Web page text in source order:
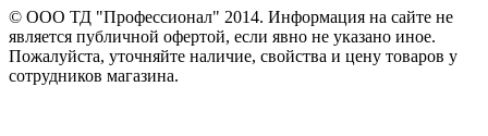
© ООО ТД "Профессионал" 2014. Информация на сайте не
является публичной офертой, если явно не указано иное.
Пожалуйста, уточняйте наличие, свойства и цену товаров у
сотрудников магазина.